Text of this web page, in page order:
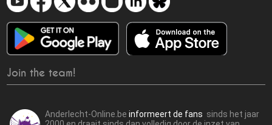
Join the team!
Anderlecht-Online.beinformeert de fans sinds het jaar